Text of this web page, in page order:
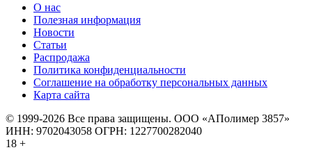
О нас
Полезная информация
Новости
Статьи
Распродажа
Политика конфиденциальности
Соглашение на обработку персональных данных
Карта сайта
© 1999-2026 Все права защищены. ООО «АПолимер 3857»
ИНН: 9702043058 ОГРН: 1227700282040
18 +